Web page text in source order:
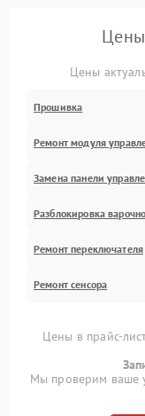
Цены
Цены
Прошивка
Ремонт модуля
Замена панели
Разблокировка
Ремонт переключателя
Ремонт сенсора
Цены в прайс-
Мы проверим ваше